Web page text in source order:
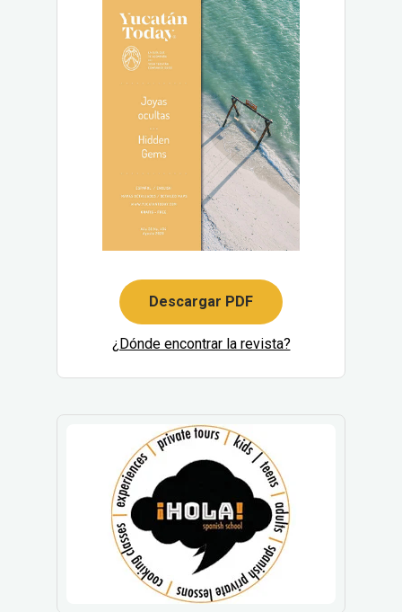
Descargar PDF
¿Dónde encontrar la revista?